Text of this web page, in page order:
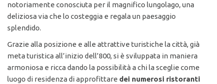
notoriamente conosciuta per il magnifico lungolago, una
deliziosa via che lo costeggia e regala un paesaggio
splendido.
Grazie alla posizione e alle attrattive turistiche la città, già
meta turistica all’inizio dell’800, si è sviluppata in maniera
armoniosa e ricca dando la possibilità a chi la sceglie come
luogo di residenza di approfittare dei numerosi ristoranti